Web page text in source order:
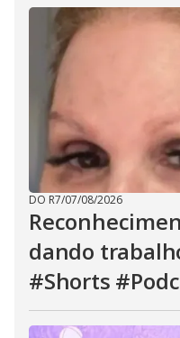
DO R7/07/08/2026
dando
#Shorts